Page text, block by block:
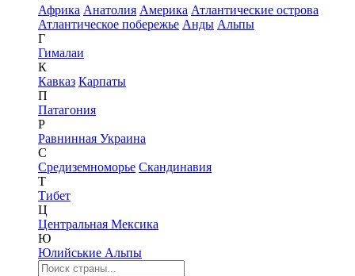
Африка Анатолия Америка Атлантические острова
Атлантическое побережье Анды Альпы
Г
Гималаи
К
Кавказ Карпаты
П
Патагония
Р
Равнинная Украина
С
Средиземноморье Скандинавия
Т
Тибет
Ц
Центральная Мексика
Ю
Юлийськие Альпы